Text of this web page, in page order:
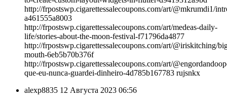
http://frpostswp.cigarettessalecoupons.com/art/@mkrumdi1/
a461555a8003
http://frpostswp.cigarettessalecoupons.com/art/medeas-daily-
life/stories-about-the-moon-festival-f71796da4877
http://frpostswp.cigarettessalecoupons.com/art/@iriskitching/
mouth-6eb5b70b376f
http://frpostswp.cigarettessalecoupons.com/art/
que-eu-nunca-guardei-dinheiro-4d785b167783 rujsnkx
alexp8835 12 Августа 2023 06:56